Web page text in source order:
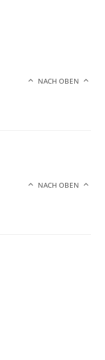
NACH OBEN
NACH OBEN